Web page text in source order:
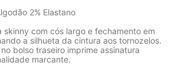
2% Elastano
skinny com cós largo e fechamento em
a silhueta da cintura aos tornozelos.
bolso traseiro imprime assinatura
marcante.